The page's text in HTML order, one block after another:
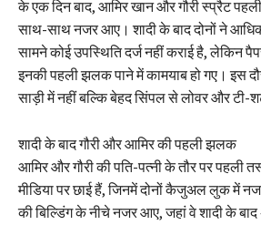
के एक दिन बाद, आमिर खान और गौरी स्प्रैट पहली
साथ-साथ नजर आए। शादी के बाद दोनों ने
सामने कोई उपस्थिति दर्ज नहीं कराई है, लेकिन
इनकी पहली झलक पाने में कामयाब हो गए। इस
साड़ी में नहीं बल्कि बेहद सिंपल से लोवर और टी-
शादी के बाद गौरी और आमिर की पहली झलक
आमिर और गौरी की पति-पत्नी के तौर पर पहली
मीडिया पर छाई हैं, जिनमें दोनों कैजुअल लुक में
की बिल्डिंग के नीचे नजर आए, जहां वे शादी के बाद